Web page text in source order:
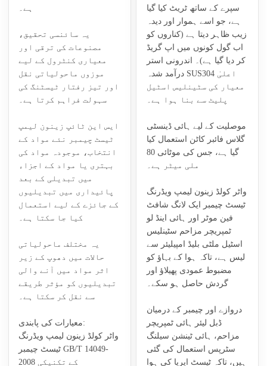
ہے۔
یہ سائنسی تحقیق،
مصنوعات کی ترقی اور
معیاری کنٹرول کے لیے
موزوں ماحولیاتی نقل
اور تیز رفتار ٹیسٹنگ کی
سہولت فراہم کرتا ہے۔
ایس این ٹائپ زینون لیمپ
ٹیسٹ چیمبر نئے مواد کے
انتخاب، موجودہ مواد کی
بہتری یا مواد کے اجزاء
میں تبدیلی کے بعد
پائیداری میں تبدیلیوں
کے جائزے کے لیے استعمال
کیا جا سکتا ہے۔
یہ مختلف ماحولیاتی
حالات میں دھوپ کے زیر
اثر مواد میں آنے والی
تبدیلیوں کو مؤثر طریقے
سے نقل کر سکتا ہے۔
معیارات کی پابندی:
واٹر کولڈ زینون لیمپ ویڈرنگ
ٹیسٹ چیمبر GB/T 14049-
2008 کے تکنیکی
سپرے کے ساتھ ٹریٹ کیا گیا
ہے، جو اسے ہموار اور دیدہ
زیب ظاہر دیتا ہے (کناروں کو
اب گول کونوں میں اپ گریڈ
کر دیا گیا ہے)۔ اندرونی استر
درآمد شدہ SUS304 اعلیٰ
معیار کی سٹینلیس اسٹیل
پلیٹ سے بنا ہوا ہے۔
موصلیت کے لیے ہائی ڈینسٹی
گلاس فائبر کاٹن استعمال کیا
گیا ہے، جس کی موٹائی 80
ملی میٹر ہے۔
واٹر کولڈ زینون لیمپ ویڈرنگ
ٹیسٹ چیمبر ایک لانگ شافٹ
فین موٹر اور ہائی اینڈ لو
ٹمپریچر مزاحم سٹینلیس
اسٹیل ملٹی بلیڈ امپیلیئر سے
لیس ہے، تاکہ ہوا کے بہاؤ کو
مضبوط عمودی پھیلاؤ اور
گردش حاصل ہو سکے۔
دروازے اور چیمبر کے درمیان
ڈبل لیئر ہائی ٹمپریچر
مزاحم، ہائی ٹینشن سیلنگ
سٹرپس استعمال کی گئی
ہیں، تاکہ ٹیسٹ ایریا کی ہوا